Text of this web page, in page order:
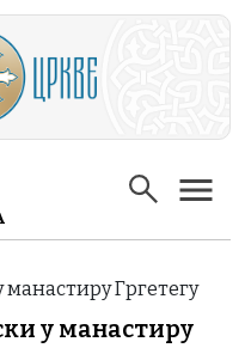
Гргетегу
у манастиру